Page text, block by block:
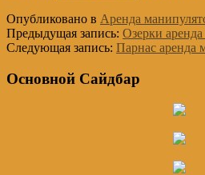
Опубликовано в Аренда
Предыдущая запись: Озерки
Следующая запись: Парнас аренда
Основной Сайдбар